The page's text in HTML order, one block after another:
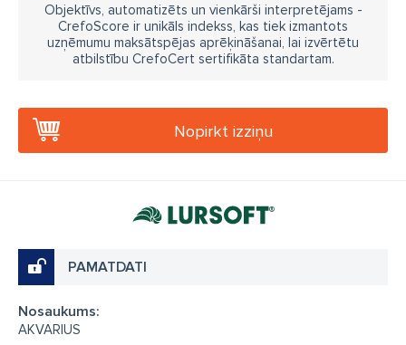
Objektīvs, automatizēts un vienkārši interpretējams -
CrefoScore ir unikāls indekss, kas tiek izmantots
uzņēmumu maksātspējas aprēķināšanai, lai izvērtētu
atbilstību CrefoCert sertifikāta standartam.
Nopirkt izziņu
PAMATDATI
Nosaukums:
AKVARIUS